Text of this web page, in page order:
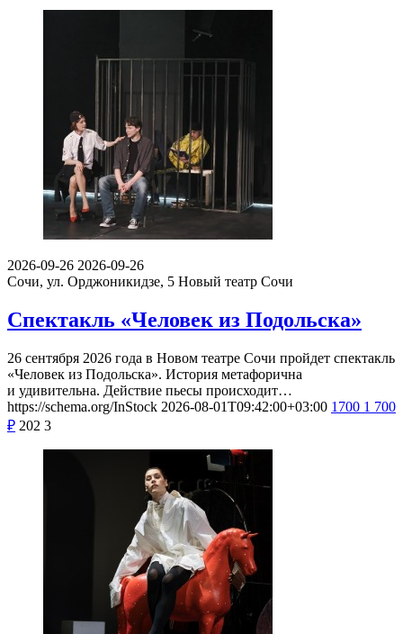
2026-09-26 2026-09-26
Сочи, ул. Орджоникидзе, 5 Новый театр Сочи
Спектакль «Человек из Подольска»
26 сентября 2026 года в Новом театре Сочи пройдет спектакль
«Человек из Подольска». История метафорична
и удивительна. Действие пьесы происходит…
https://schema.org/InStock 2026-08-01T09:42:00+03:00 1700 1 700
₽ 202 3